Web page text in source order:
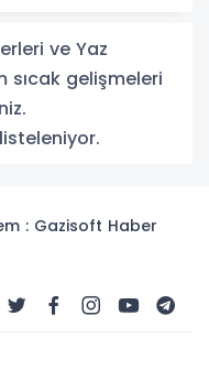
ve Yaz
sıcak gelişmeleri
: Gazisoft Haber